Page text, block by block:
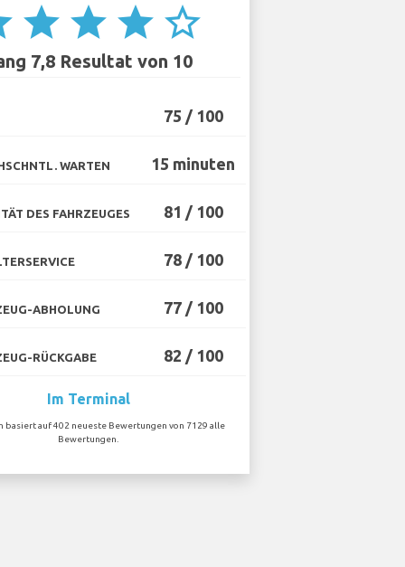
star star star star_border
7,8 Resultat von 10
75 / 100
WARTEN 15 minuten
DES FAHRZEUGES 81 / 100
78 / 100
ABHOLUNG 77 / 100
RÜCKGABE 82 / 100
Im Terminal
basiert auf 402 neueste Bewertungen von 7129 alle
Bewertungen.